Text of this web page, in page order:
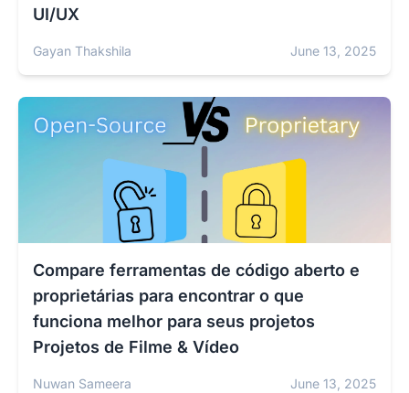
UI/UX
Gayan Thakshila June 13, 2025
Compare ferramentas de código aberto e
proprietárias para encontrar o que
funciona melhor para seus projetos
Projetos de Filme & Vídeo
Nuwan Sameera June 13, 2025